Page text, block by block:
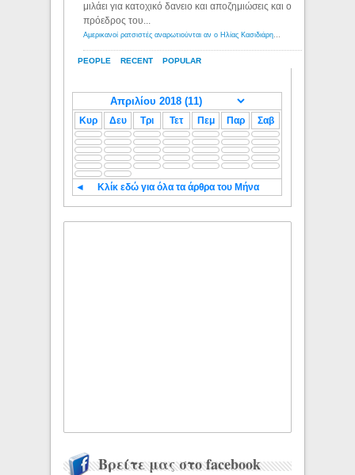
PEOPLE RECENT POPULAR
μιλάει για κατοχικό δανειο και αποζημιώσεις και ο
πρόεδρος του...
Αμερικανοί ρατσιστές αναρωτιούνται αν ο Ηλίας Κασιδιάρης ανήκει στη λευκή φυλή... - Λόγιος Ερμής
Κυρ Δευ Τρι Τετ Πεμ Παρ Σαβ
◄ Κλίκ εδώ για όλα τα άρθρα του Μήνα
Βρείτε μας στο facebook